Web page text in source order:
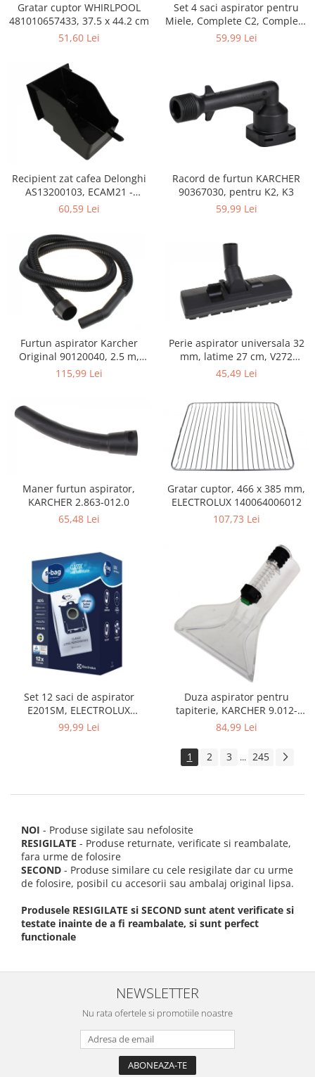
Servere, Componente & UPS
Telecomenzi garaj
Accesorii antrenament
Accesorii Fitness
Accesorii sportive
Articole Voiaj
Sporturi acvatice
Sporturi de interior
Aparate Foto & Accesorii
Audio HI-FI & Profesionale
Camere video si sport
Drone si Accesorii
Home Cinema & Audio
Playere, Boxe & Casti
Telescoape & Optica
Televizoare & accesorii
Ambalaje cadouri
Cadouri
Curatenie si intretinere
Gratar cuptor WHIRLPOOL
481010657433, 37.5 x 44.2 cm
51,60 Lei
Set 4 saci aspirator pentru
Miele, Complete C2, Complete
C3, Classic C1, S8, S5, S2,
59,99 Lei
Recipient zat cafea Delonghi
AS13200103, ECAM21 -
ECAM25
60,59 Lei
Racord de furtun KARCHER
90367030, pentru K2, K3
59,99 Lei
Furtun aspirator Karcher
Original 90120040, 2.5 m,
negru
115,99 Lei
Perie aspirator universala 32
mm, latime 27 cm, V272
ECONOMY
45,49 Lei
Maner furtun aspirator,
KARCHER 2.863-012.0
65,48 Lei
Gratar cuptor, 466 x 385 mm,
ELECTROLUX 140064006012
107,73 Lei
Set 12 saci de aspirator
E201SM, ELECTROLUX
9001684811, CLASSIC LONG
99,99 Lei
Duza aspirator pentru
tapiterie, KARCHER 9.012-
278.0, SE4001, SE4002, SE5100
84,99 Lei
1 2 3 ... 245
NOI - Produse sigilate sau nefolosite
RESIGILATE - Produse returnate, verificate si reambalate,
fara urme de folosire
SECOND - Produse similare cu cele resigilate dar cu urme
de folosire, posibil cu accesorii sau ambalaj original lipsa.
Produsele RESIGILATE si SECOND sunt atent verificate si
testate inainte de a fi reambalate, si sunt perfect
functionale
NEWSLETTER
Nu rata ofertele si promotiile noastre